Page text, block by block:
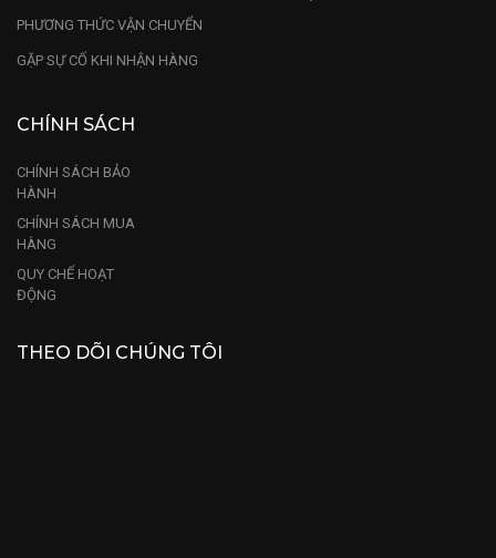
PHƯƠNG THỨC VẬN CHUYỂN
GẶP SỰ CỐ KHI NHẬN HÀNG
CHÍNH SÁCH
CHÍNH SÁCH BẢO
HÀNH
CHÍNH SÁCH MUA
HÀNG
QUY CHẾ HOẠT
ĐỘNG
THEO DÕI CHÚNG TÔI